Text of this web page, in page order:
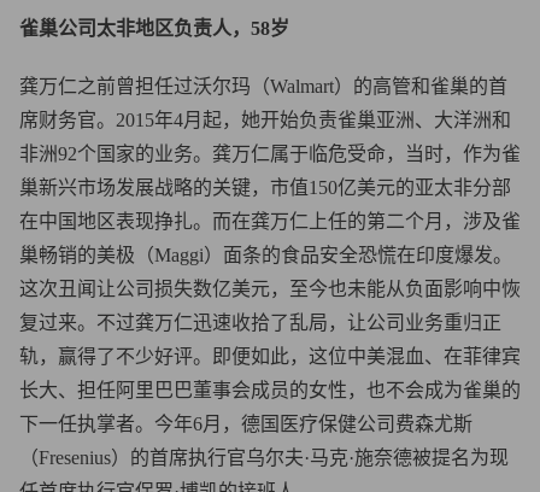
雀巢公司太非地区负责人，58岁
龚万仁之前曾担任过沃尔玛（Walmart）的高管和雀巢的首
席财务官。2015年4月起，她开始负责雀巢亚洲、大洋洲和
非洲92个国家的业务。龚万仁属于临危受命，当时，作为雀
巢新兴市场发展战略的关键，市值150亿美元的亚太非分部
在中国地区表现挣扎。而在龚万仁上任的第二个月，涉及雀
巢畅销的美极（Maggi）面条的食品安全恐慌在印度爆发。
这次丑闻让公司损失数亿美元，至今也未能从负面影响中恢
复过来。不过龚万仁迅速收拾了乱局，让公司业务重归正
轨，赢得了不少好评。即便如此，这位中美混血、在菲律宾
长大、担任阿里巴巴董事会成员的女性，也不会成为雀巢的
下一任执掌者。今年6月，德国医疗保健公司费森尤斯
（Fresenius）的首席执行官乌尔夫·马克·施奈德被提名为现